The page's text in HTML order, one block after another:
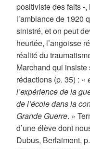
positiviste des faits -,
l’ambiance de 1920
sinistré, et on peut
heurtée, l’angoisse
réalité du
Marchand qui
rédactions (p. 35) : «
l’expérience de la
de l’école dans la
Grande Guerre. »
d’une élève dont
Dubus, Berlaimont,